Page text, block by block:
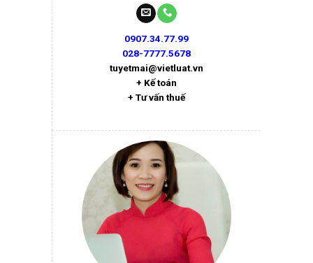
0907.34.77.99
028-7777.5678
tuyetmai@vietluat.vn
+ Kế toán
+ Tư vấn thuế